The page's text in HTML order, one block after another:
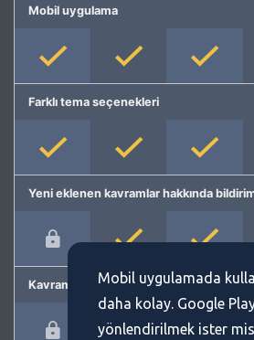
Mobil uygulama
Farklı tema seçenekleri
Yeni eklenen kavramlar hakkında
Kavram önermeMobil uygulamada
daha kolay. Google
yönlendirilmek ister